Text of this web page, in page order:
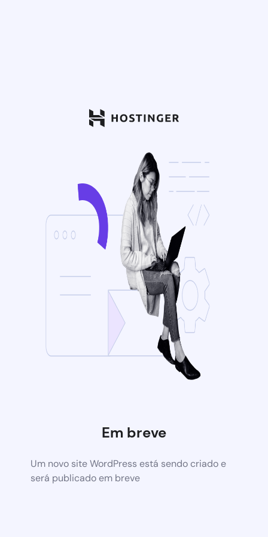
Em breve
Um novo site WordPress está sendo criado e
será publicado em breve